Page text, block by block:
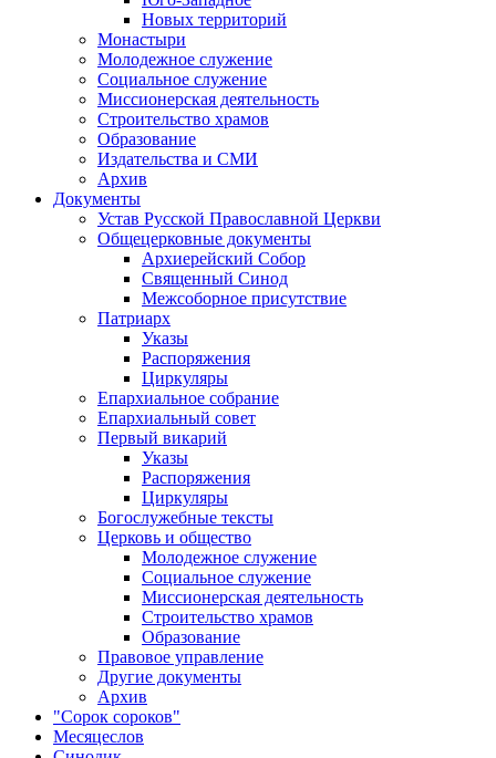
Новых территорий
Монастыри
Молодежное служение
Социальное служение
Миссионерская деятельность
Строительство храмов
Образование
Издательства и СМИ
Архив
Документы
Устав Русской Православной Церкви
Общецерковные документы
Архиерейский Собор
Священный Синод
Межсоборное присутствие
Патриарх
Указы
Распоряжения
Циркуляры
Епархиальное собрание
Епархиальный совет
Первый викарий
Указы
Распоряжения
Циркуляры
Богослужебные тексты
Церковь и общество
Молодежное служение
Социальное служение
Миссионерская деятельность
Строительство храмов
Образование
Правовое управление
Другие документы
Архив
"Сорок сороков"
Месяцеслов